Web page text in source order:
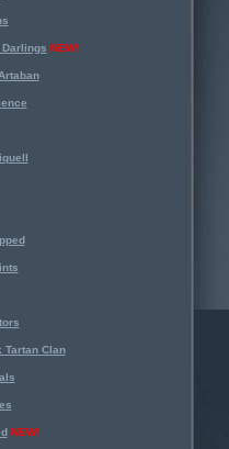
NEW!
Tartan Clan
NEW!